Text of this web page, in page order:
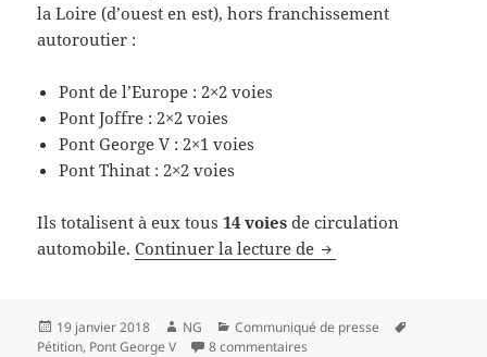
la Loire (d’ouest en est), hors franchissement
autoroutier :
Pont de l’Europe : 2×2 voies
Pont Joffre : 2×2 voies
Pont George V : 2×1 voies
Pont Thinat : 2×2 voies
Ils totalisent à eux tous14 voies de circulation
automobile.Continuer la lecture de Pont George V :
Publié
le
19 janvier 2018 Auteur
NG Catégories
Communiqué de presse
Pétition, Pont George V 8 commentaires